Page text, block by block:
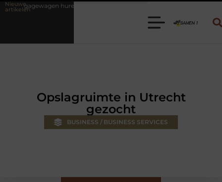
Nieuwe
artikelenKies de juiste aanhanger voor jouw klus
Opslagruimte in Utrecht
gezocht
BUSINESS / BUSINESS SERVICES